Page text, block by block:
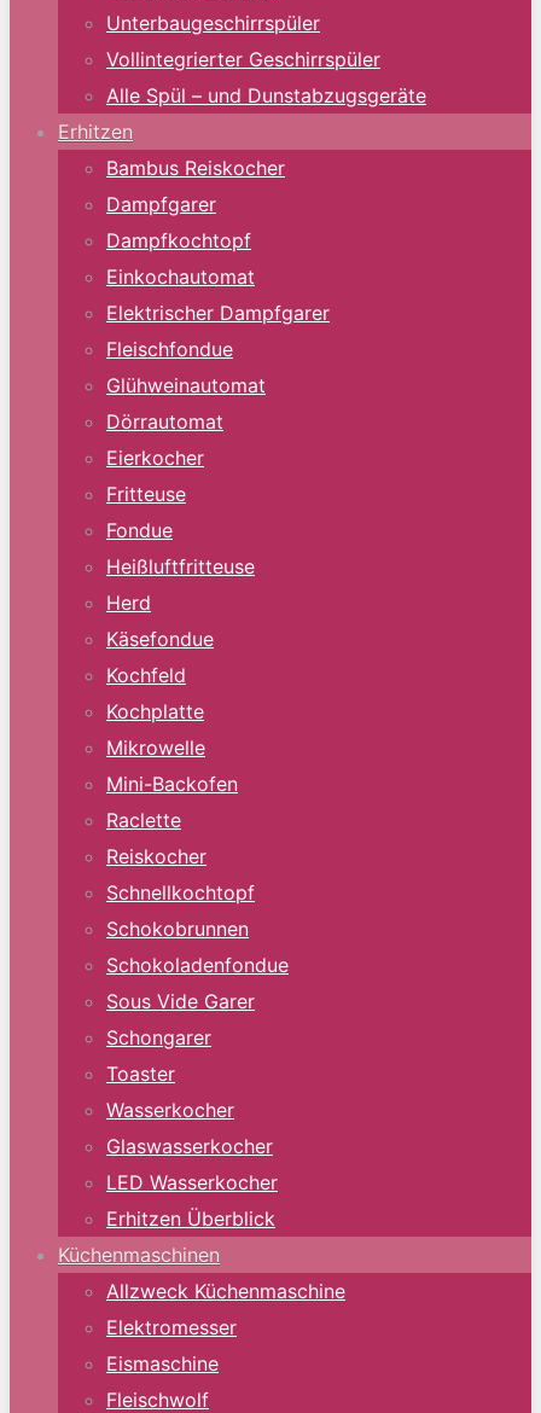
Unterbaugeschirrspüler
Vollintegrierter Geschirrspüler
Alle Spül – und Dunstabzugsgeräte
Erhitzen
Bambus Reiskocher
Dampfgarer
Dampfkochtopf
Einkochautomat
Elektrischer Dampfgarer
Fleischfondue
Glühweinautomat
Dörrautomat
Eierkocher
Fritteuse
Fondue
Heißluftfritteuse
Herd
Käsefondue
Kochfeld
Kochplatte
Mikrowelle
Mini-Backofen
Raclette
Reiskocher
Schnellkochtopf
Schokobrunnen
Schokoladenfondue
Sous Vide Garer
Schongarer
Toaster
Wasserkocher
Glaswasserkocher
LED Wasserkocher
Erhitzen Überblick
Küchenmaschinen
Allzweck Küchenmaschine
Elektromesser
Eismaschine
Fleischwolf